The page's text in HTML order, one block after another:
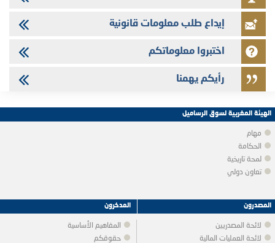
إيداع طلب معلومات قانونية
اختبروا معلوماتكم
رأيكم يهمنا
الهيئة المغربية لسوق الرساميل
مهام
الحكامة
لمحة تاريخية
تعاون دولي
المدخرون
المفاهيم الأساسية
حقوقكم
المصدرون
لائحة المصدريين
لائحة العمليات المالية